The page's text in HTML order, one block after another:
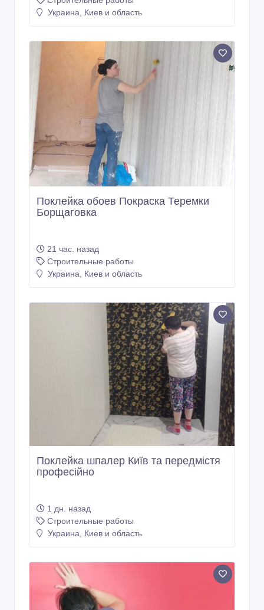
Украина, Киев и область
Поклейка обоев Покраска Теремки
Борщаговка
21 час. назад
Строительные работы
Украина, Киев и область
Поклейка шпалер Київ та передмістя
професійно
1 дн. назад
Строительные работы
Украина, Киев и область